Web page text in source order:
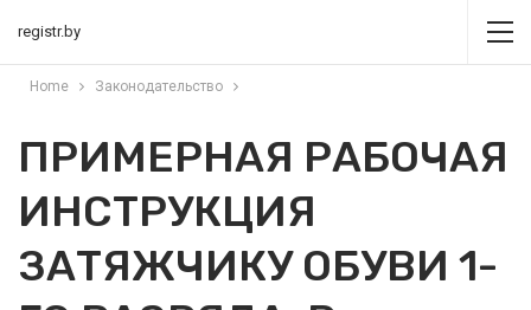
registr.by
Home Законодательство
ПРИМЕРНАЯ РАБОЧАЯ
ИНСТРУКЦИЯ
ЗАТЯЖЧИКУ ОБУВИ 1-